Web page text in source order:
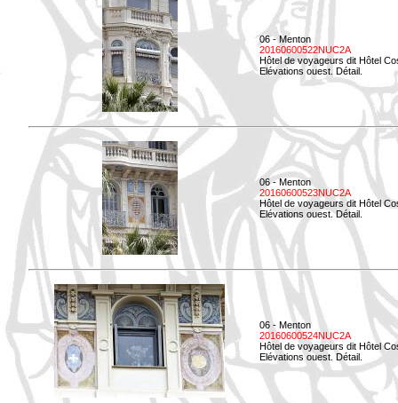
06 - Menton
20160600522NUC2A
Hôtel de voyageurs dit Hôtel
Elévations ouest. Détail.
06 - Menton
20160600523NUC2A
Hôtel de voyageurs dit Hôtel
Elévations ouest. Détail.
06 - Menton
20160600524NUC2A
Hôtel de voyageurs dit Hôtel
Elévations ouest. Détail.